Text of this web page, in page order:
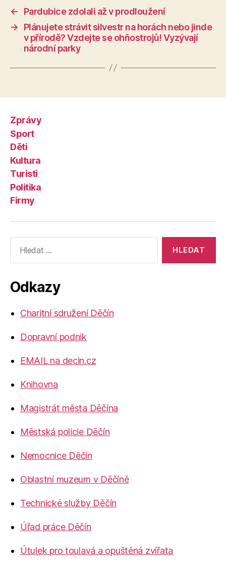
←
Pardubice zdolali až v prodloužení
→
Plánujete strávit silvestr na horách nebo jinde
v přírodě? Vzdejte se ohňostrojů! Vyzývají
národní parky
Zprávy
Sport
Děti
Kultura
Turisti
Politika
Firmy
vyhledávání:
Odkazy
Charitní sdružení Děčín
Dopravní podnik
EMAIL na decin.cz
Knihovna
Magistrát města Děčína
Městská policie Děčín
Nemocnice Děčín
Oblastní muzeum v Děčíně
Technické služby Děčín
Úřad práce Děčín
Útulek pro toulavá a opuštěná zvířata